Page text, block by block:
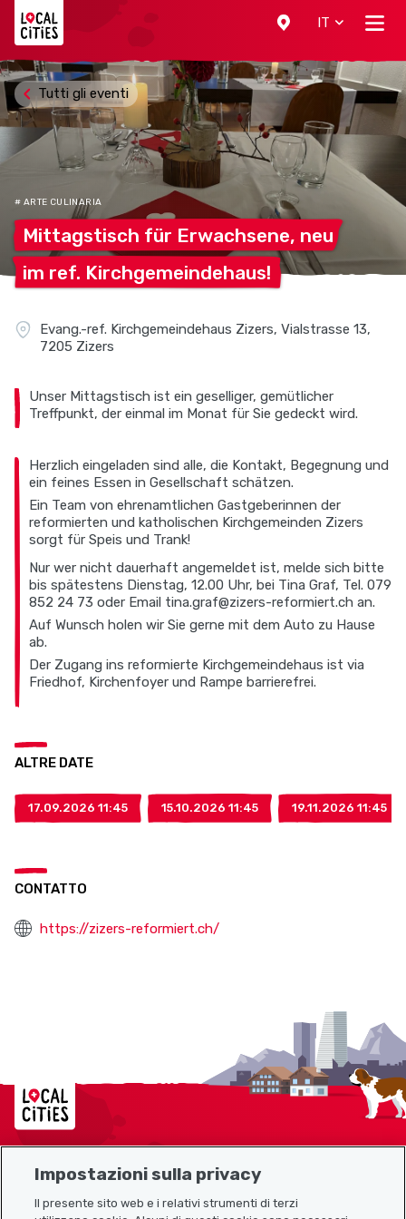
IT
Tutti gli eventi
# ARTE CULINARIA
Mittagstisch für Erwachsene, neu
im ref. Kirchgemeindehaus!
Evang.-ref. Kirchgemeindehaus Zizers, Vialstrasse 13,
7205 Zizers
Unser Mittagstisch ist ein geselliger, gemütlicher
Treffpunkt, der einmal im Monat für Sie gedeckt wird.
Herzlich eingeladen sind alle, die Kontakt, Begegnung und
ein feines Essen in Gesellschaft schätzen.
Ein Team von ehrenamtlichen Gastgeberinnen der
reformierten und katholischen Kirchgemeinden Zizers
sorgt für Speis und Trank!
Nur wer nicht dauerhaft angemeldet ist, melde sich bitte
bis spätestens Dienstag, 12.00 Uhr, bei Tina Graf, Tel. 079
852 24 73 oder Email tina.graf@zizers-reformiert.ch an.
Auf Wunsch holen wir Sie gerne mit dem Auto zu Hause
ab.
Der Zugang ins reformierte Kirchgemeindehaus ist via
Friedhof, Kirchenfoyer und Rampe barrierefrei.
ALTRE DATE
17.09.2026 11:45 15.10.2026 11:45 19.11.2026 11:45
CONTATTO
https://zizers-reformiert.ch/
Localcities
Impostazioni sulla privacy
Il presente sito web e i relativi strumenti di terzi